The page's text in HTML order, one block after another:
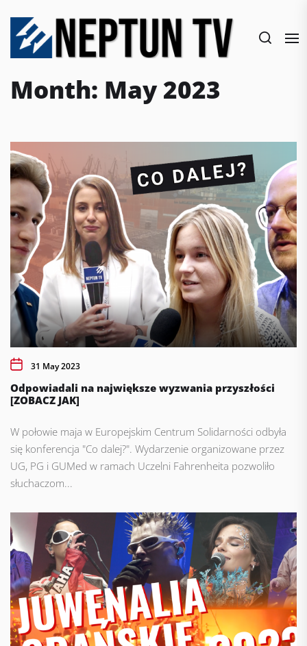
content
Month: May 2023
31 May 2023
Odpowiadali na największe wyzwania przyszłości
[ZOBACZ JAK]
W połowie maja w Europejskim Centrum Solidarności odbyła
się konferencja "Co dalej?". Wydarzenie organizowane przez
UG, PG i GUMed w ramach Uczelni Fahrenheita pozwoliło
słuchaczom...